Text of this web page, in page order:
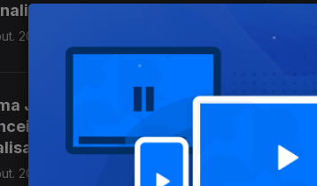
2019
Justiça: Os partidos políticos
Gomes, do Observatório
2019